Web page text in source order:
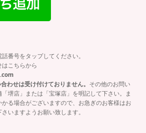
番号をタップしてください。
こちらから
わせは受け付けておりません。 その他のお問い
堺店」または「宝塚店」を明記して下さい。ま
る場合がございますので、お急ぎのお客様はお
いますようお願い致します。